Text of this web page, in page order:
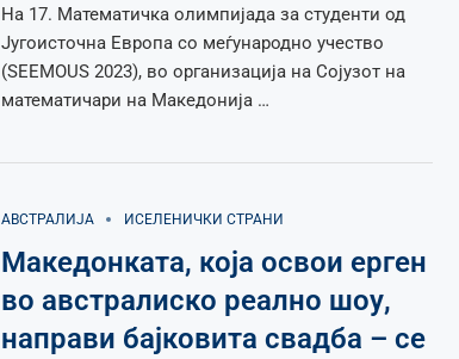
На 17. Mатематичка олимпијада за студенти од
Југоисточна Европа со меѓународно учество
(SEEMOUS 2023), во организација на Сојузот на
математичари на Македонија …
АВСТРАЛИЈА ИСЕЛЕНИЧКИ СТРАНИ
Македонката, која освои ерген
во австралиско реално шоу,
направи бајковита свадба – се